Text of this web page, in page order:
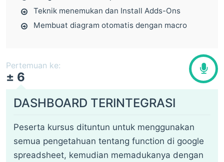
Teknik menemukan dan Install Adds-Ons
Membuat diagram otomatis dengan macro
Pertemuan ke:
± 6
DASHBOARD TERINTEGRASI
Peserta kursus dituntun untuk menggunakan
semua pengetahuan tentang function di google
spreadsheet, kemudian memadukanya dengan